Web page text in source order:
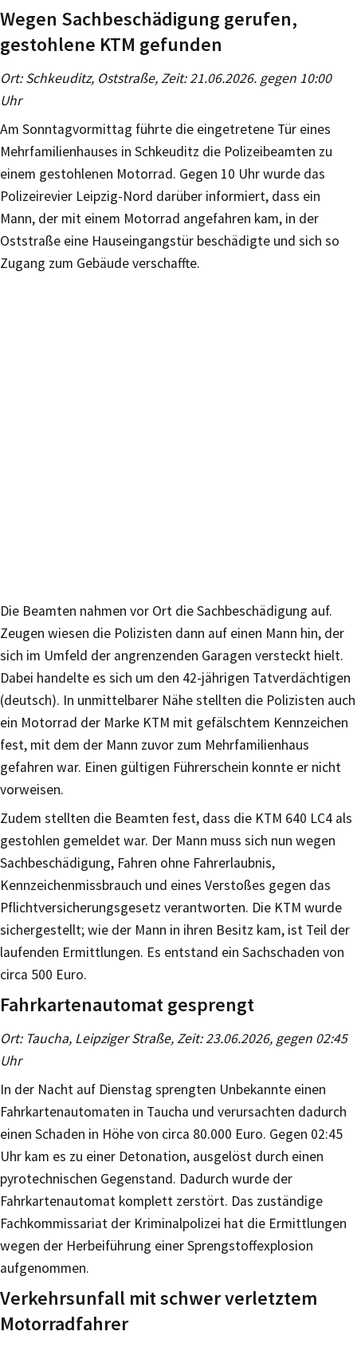
Wegen Sachbeschädigung gerufen,
gestohlene KTM gefunden
Ort: Schkeuditz, Oststraße, Zeit: 21.06.2026. gegen 10:00
Uhr
Am Sonntagvormittag führte die eingetretene Tür eines
Mehrfamilienhauses in Schkeuditz die Polizeibeamten zu
einem gestohlenen Motorrad. Gegen 10 Uhr wurde das
Polizeirevier Leipzig-Nord darüber informiert, dass ein
Mann, der mit einem Motorrad angefahren kam, in der
Oststraße eine Hauseingangstür beschädigte und sich so
Zugang zum Gebäude verschaffte.
Die Beamten nahmen vor Ort die Sachbeschädigung auf.
Zeugen wiesen die Polizisten dann auf einen Mann hin, der
sich im Umfeld der angrenzenden Garagen versteckt hielt.
Dabei handelte es sich um den 42-jährigen Tatverdächtigen
(deutsch). In unmittelbarer Nähe stellten die Polizisten auch
ein Motorrad der Marke KTM mit gefälschtem Kennzeichen
fest, mit dem der Mann zuvor zum Mehrfamilienhaus
gefahren war. Einen gültigen Führerschein konnte er nicht
vorweisen.
Zudem stellten die Beamten fest, dass die KTM 640 LC4 als
gestohlen gemeldet war. Der Mann muss sich nun wegen
Sachbeschädigung, Fahren ohne Fahrerlaubnis,
Kennzeichenmissbrauch und eines Verstoßes gegen das
Pflichtversicherungsgesetz verantworten. Die KTM wurde
sichergestellt; wie der Mann in ihren Besitz kam, ist Teil der
laufenden Ermittlungen. Es entstand ein Sachschaden von
circa 500 Euro.
Fahrkartenautomat gesprengt
Ort: Taucha, Leipziger Straße, Zeit: 23.06.2026, gegen 02:45
Uhr
In der Nacht auf Dienstag sprengten Unbekannte einen
Fahrkartenautomaten in Taucha und verursachten dadurch
einen Schaden in Höhe von circa 80.000 Euro. Gegen 02:45
Uhr kam es zu einer Detonation, ausgelöst durch einen
pyrotechnischen Gegenstand. Dadurch wurde der
Fahrkartenautomat komplett zerstört. Das zuständige
Fachkommissariat der Kriminalpolizei hat die Ermittlungen
wegen der Herbeiführung einer Sprengstoffexplosion
aufgenommen.
Verkehrsunfall mit schwer verletztem
Motorradfahrer